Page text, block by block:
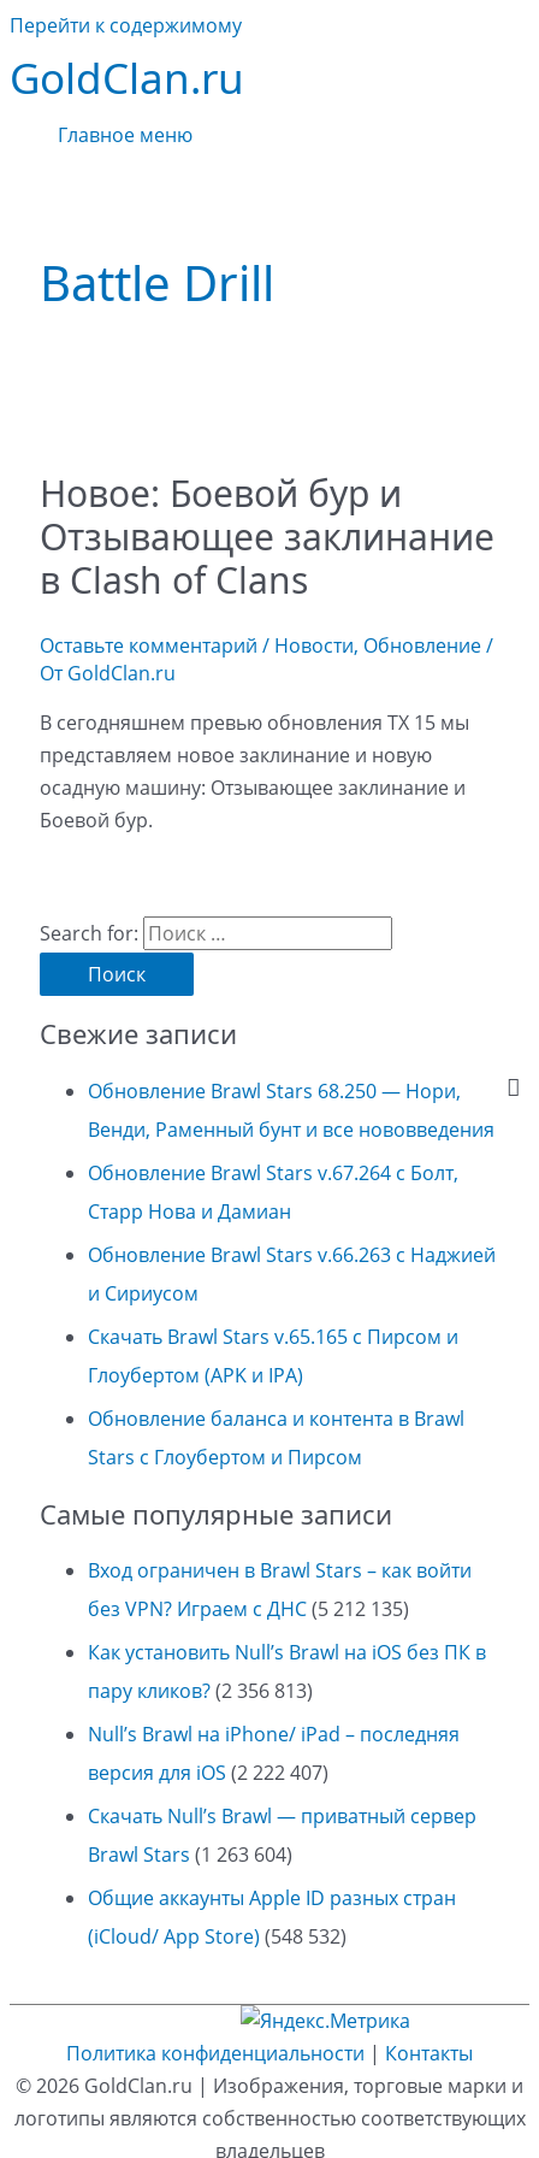
Перейти к содержимому
GoldClan.ru
Главное меню
Battle Drill
Новое: Боевой бур и
Отзывающее заклинание
в Clash of Clans
Оставьте комментарий / Новости, Обновление/
От GoldClan.ru
В сегодняшнем превью обновления ТХ 15 мы
представляем новое заклинание и новую
осадную машину: Отзывающее заклинание и
Боевой бур.
Search for:
Свежие записи
Обновление Brawl Stars 68.250 — Нори,
Венди, Раменный бунт и все нововведения
Обновление Brawl Stars v.67.264 с Болт,
Старр Нова и Дамиан
Обновление Brawl Stars v.66.263 с Наджией
и Сириусом
Скачать Brawl Stars v.65.165 с Пирсом и
Глоубертом (APK и IPA)
Обновление баланса и контента в Brawl
Stars с Глоубертом и Пирсом
Самые популярные записи
Вход ограничен в Brawl Stars – как войти
без VPN? Играем с ДНС(5 212 135)
Как установить Null’s Brawl на iOS без ПК в
пару кликов?(2 356 813)
Null’s Brawl на iPhone/ iPad – последняя
версия для iOS (2 222 407)
Скачать Null’s Brawl — приватный сервер
Brawl Stars (1 263 604)
Общие аккаунты Apple ID разных стран
(iCloud/ App Store) (548 532)
Политика конфиденциальности | Контакты
© 2026 GoldClan.ru | Изображения, торговые марки и
логотипы являются собственностью соответствующих
владельцев